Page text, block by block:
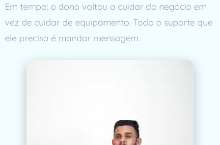
Em tempo: o dono voltou a cuidar do negócio em
vez de cuidar de equipamento. Todo o suporte que
ele precisa é mandar mensagem.